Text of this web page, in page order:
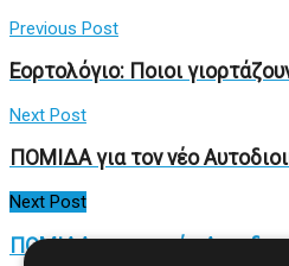
Previous Post
Εορτολόγιο: Ποιοι
Next Post
ΠΟΜΙΔΑ για τον νέο
Next Post
ΠΟΜΙΔΑ για τον νέο